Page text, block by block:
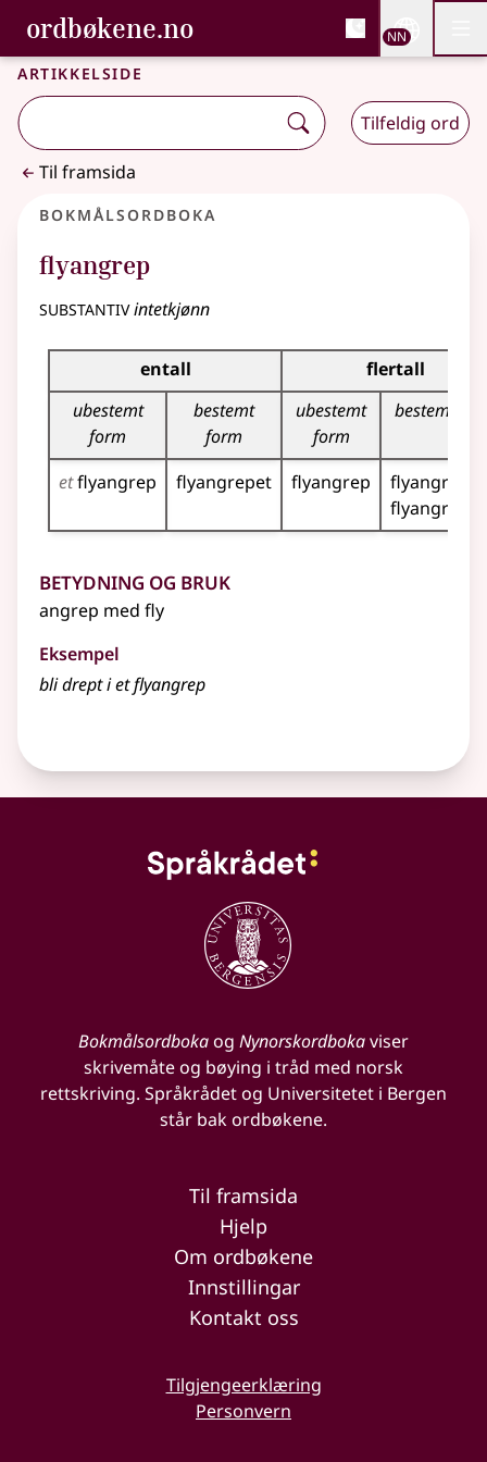
Gå til hovudinnhald
Tilgjenge
ordbøkene.no, Bokmålsordboka og
Bokmålsordboka og Nynorskordboka
NN
Artikkelside
Tilfeldig ord
Til framsida
Bokmålsordboka
flyangrep
substantivintetkjønn
Bøyingstabell for dette substantivet
entall
flertall
ubestemt
form
bestemt
form
ubestemt
form
bestemt
etflyangrep flyangrepet flyangrep
flyangrepa
Betydning og bruk
angrep med fly
Eksempel
bli drept i et flyangrep
Bokmålsordbokaog Nynorskordbokaviser
skrivemåte og bøying i tråd med norsk
rettskriving. Språkrådet og Universitetet i Bergen
står bak ordbøkene.
Til framsida
Hjelp
Om ordbøkene
Innstillingar
Kontakt oss
Tilgjengeerklæring
Personvern